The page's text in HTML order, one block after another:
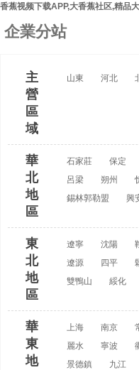
香蕉视频下载APP,大香蕉社区,精品
企業分站
主
營
區
域
山東 河北
華
北
地
區
石家莊 保定
呂梁
朔州
錫林郭勒盟
興
東
北
地
區
遼寧 沈陽
遼源
四平
雙鴨山
綏化
華
東
地
上海 南京
麗水
寧波
景德鎮
九江